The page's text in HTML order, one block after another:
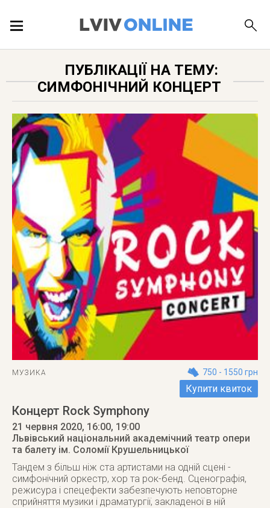
ЛОКАЦІЇ
ПУБЛІКАЦІЇ
ДОВІДКА
ПУБЛІКАЦІЇ НА ТЕМУ:
СИМФОНІЧНИЙ КОНЦЕРТ
МУЗИКА 750 - 1550 грн
Купити квиток
Концерт Rock Symphony
21 червня 2020, 16:00, 19:00
Львівський національний академічний театр опери
та балету ім. Соломії Крушельницької
Тандем з більш ніж ста артистами на одній сцені -
симфонічний оркестр, хор та рок-бенд. Сценографія,
режисура і спецефекти забезпечують неповторне
сприйняття музики і драматургії, закладеної в ній